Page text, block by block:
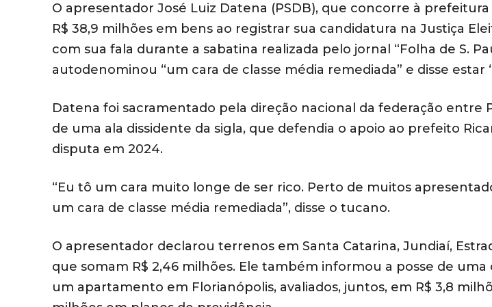
O apresentador José Luiz Datena (PSDB), que concorre à
R$ 38,9 milhões em bens ao registrar sua candidatura na Justiça
com sua fala durante a sabatina realizada pelo jornal “Folha de S.
autodenominou “um cara de classe média remediada” e disse estar
Datena foi sacramentado pela direção nacional da federação entre
de uma ala dissidente da sigla, que defendia o apoio ao prefeito
disputa em 2024.
“Eu tô um cara muito longe de ser rico. Perto de muitos
um cara de classe média remediada”, disse o tucano.
O apresentador declarou terrenos em Santa Catarina, Jundiaí,
que somam R$ 2,46 milhões. Ele também informou a posse de uma
um apartamento em Florianópolis, avaliados, juntos, em R$ 3,8